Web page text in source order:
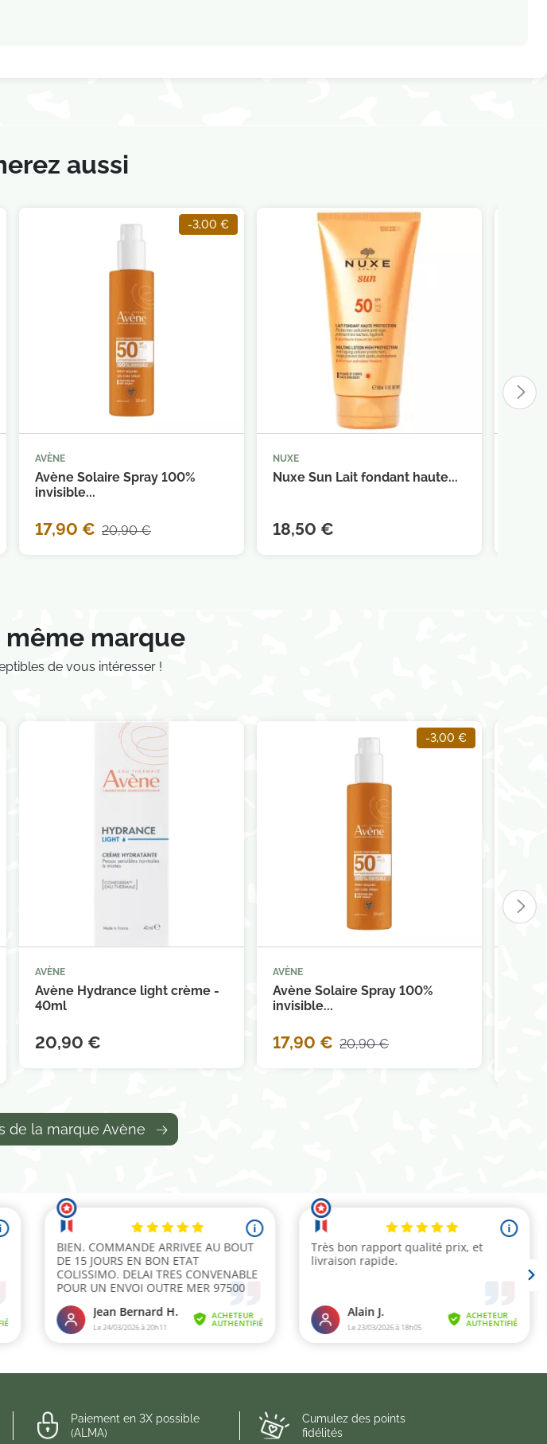
aussi
-3,00 €

AVÈNE
Avène Solaire Spray 100%
invisible...
17,90 € 20,90 €
NUXE
Nuxe Sun Lait fondant haute...
18,50 €
marque
de vous intéresser !
AVÈNE
Avène Hydrance light crème -
40ml
20,90 €
-3,00 €

AVÈNE
Avène Solaire Spray 100%
invisible...
17,90 € 20,90 €
de la marque Avène
Paiement en 3X possible
(ALMA)
Cumulez des points
fidélités